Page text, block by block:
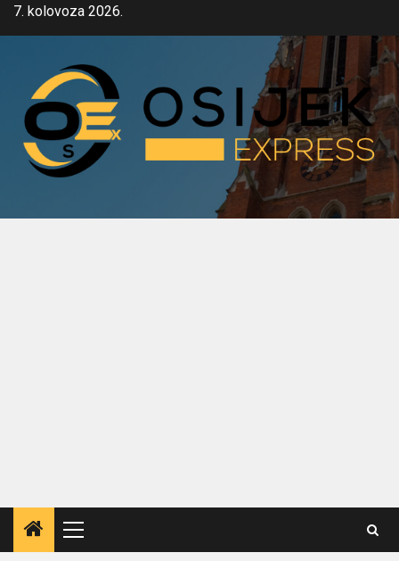
Skip7. kolovoza 2026.
Primary
Menu